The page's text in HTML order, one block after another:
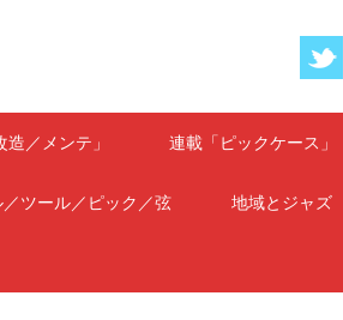
／メンテ」 連載「ピックケース」
ツール／ピック／弦 地域とジャズ